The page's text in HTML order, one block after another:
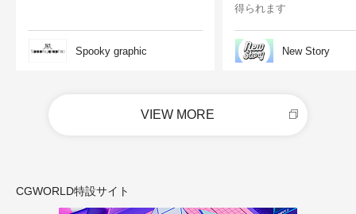
Spooky graphic
得られます
New Story
VIEW MORE
CGWORLD特設サイト